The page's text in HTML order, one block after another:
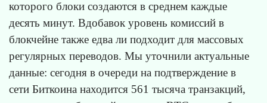
которого блоки создаются в среднем каждые
десять минут. Вдобавок уровень комиссий в
блокчейне также едва ли подходит для массовых
регулярных переводов. Мы уточнили актуальные
данные: сегодня в очереди на подтверждение в
сети Биткоина находится 561 тысяча транзакций,